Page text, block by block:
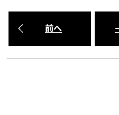
前へ